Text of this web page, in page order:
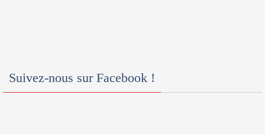
Suivez-nous sur Facebook !